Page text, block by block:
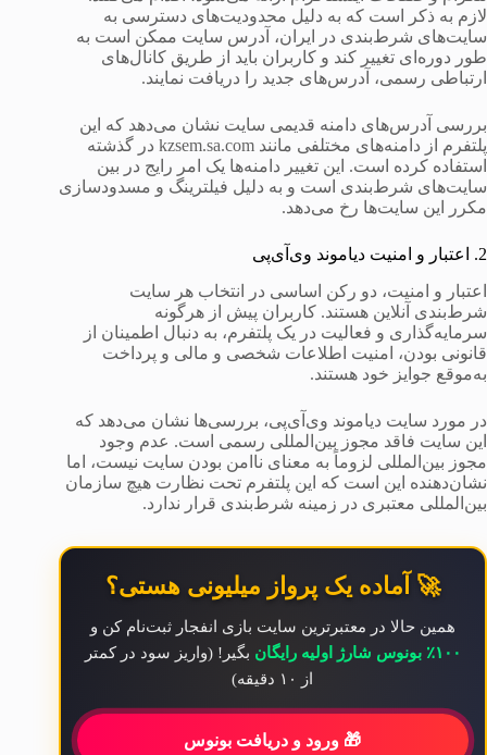
لازم به ذکر است که به دلیل محدودیت‌های دسترسی به
سایت‌های شرط‌بندی در ایران، آدرس سایت ممکن است به
طور دوره‌ای تغییر کند و کاربران باید از طریق کانال‌های
ارتباطی رسمی، آدرس‌های جدید را دریافت نمایند.
بررسی آدرس‌های دامنه قدیمی سایت نشان می‌دهد که این
پلتفرم از دامنه‌های مختلفی مانند kzsem.sa.com در گذشته
استفاده کرده است. این تغییر دامنه‌ها یک امر رایج در بین
سایت‌های شرط‌بندی است و به دلیل فیلترینگ و مسدودسازی
مکرر این سایت‌ها رخ می‌دهد.
2. اعتبار و امنیت دیاموند وی‌آی‌پی
اعتبار و امنیت، دو رکن اساسی در انتخاب هر سایت
شرط‌بندی آنلاین هستند. کاربران پیش از هرگونه
سرمایه‌گذاری و فعالیت در یک پلتفرم، به دنبال اطمینان از
قانونی بودن، امنیت اطلاعات شخصی و مالی و پرداخت
به‌موقع جوایز خود هستند.
در مورد سایت دیاموند وی‌آی‌پی، بررسی‌ها نشان می‌دهد که
این سایت فاقد مجوز بین‌المللی رسمی است. عدم وجود
مجوز بین‌المللی لزوماً به معنای ناامن بودن سایت نیست، اما
نشان‌دهنده این است که این پلتفرم تحت نظارت هیچ سازمان
بین‌المللی معتبری در زمینه شرط‌بندی قرار ندارد.
🚀 آماده یک پرواز میلیونی هستی؟
همین حالا در معتبرترین سایت بازی انفجار ثبت‌نام کن و
۱۰۰٪ بونوس شارژ اولیه رایگان
بگیر! (واریز سود در کمتر
از ۱۰ دقیقه)
🎁 ورود و دریافت بونوس